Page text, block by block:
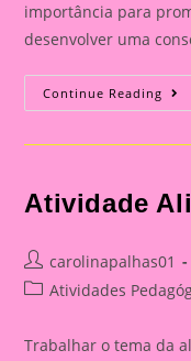
importância para
desenvolver uma
Continue Reading
Atividade
Post
author:
carolinapalhas01
PostAtividades
Trabalhar o tema da